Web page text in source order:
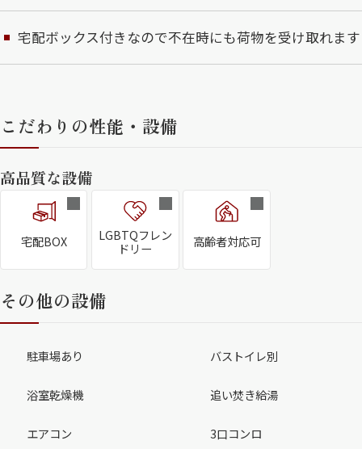
宅配ボックス付きなので不在時にも荷物を受け取れます
こだわりの性能・設備
高品質な設備
宅配BOX
LGBTQフレン
ドリー
高齢者対応可
その他の設備
駐車場あり バストイレ別
浴室乾燥機 追い焚き給湯
エアコン 3口コンロ